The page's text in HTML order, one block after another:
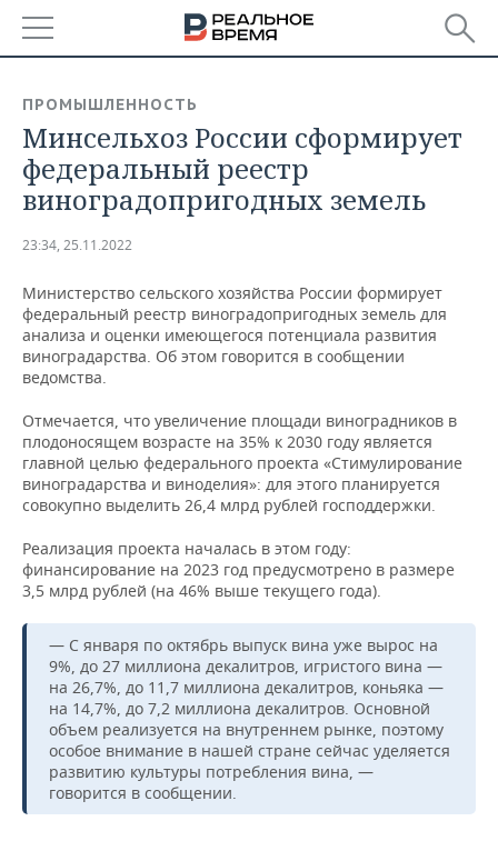
БАШКОРТОСТАН
ТАТАРСТАН
НОВОСТИ
АНАЛИТИКА
ДЕКЛАРАЦИИ О ДОХОДАХ
КОРОЛИ ГОСЗАКАЗА ПФО
ВУЗЫ ТАТАРСТАНА
КОМУ ПРИНАДЛЕЖАТ
ТОРГОВЫЕ ЦЕНТРЫ
ТАТАРСТАНА
НОВОСТИ ЭКОНОМИКИ
ФИНАНСЫ
БАНКИ
БЮДЖЕТ
ИНВЕСТИЦИИ
ПРОМЫШЛЕННОСТЬ
НОВОСТИ
ПРОМЫШЛЕННОСТИ
МАШИНОСТРОЕНИЕ
НЕФТЕХИМИЯ
НЕФТЬ
ЭНЕРГЕТИКА
НЕДВИЖИМОСТЬ
НОВОСТИ НЕДВИЖИМОСТИ
АВТО
НОВОСТИ АВТО
БИЗНЕС
НОВОСТИ БИЗНЕСА
РОЗНИЧНАЯ ТОРГОВЛЯ
ТРАНСПОРТ
УСЛУГИ
ТЕХНОЛОГИИ
НОВОСТИ ТЕХНОЛОГИЙ
IT
МЕДИА
ТЕЛЕКОММУНИКАЦИИ
МЕРОПРИЯТИЯ
НОВОСТИ МЕРОПРИЯТИЙ
ВЫЕЗДНАЯ РЕДАКЦИЯ
БИЗНЕС-БРАНЧИ
ONLINE-КОНФЕРЕНЦИИ
ОТКРЫТАЯ ЛЕКЦИЯ
СПОРТ
НОВОСТИ СПОРТА
ФУТБОЛ
ХОККЕЙ
БАСКЕТБОЛ
ОБЩЕСТВО
НОВОСТИ ОБЩЕСТВА
ВЛАСТЬ
ИНФРАСТРУКТУРА
ФОТОГАЛЕРЕЯ
СЮЖЕТЫ
СПРАВОЧНИК
ПРОМЫШЛЕННОСТЬ
Минсельхоз России сформирует
федеральный реестр
виноградопригодных земель
23:34, 25.11.2022
Министерство сельского хозяйства России формирует
федеральный реестр виноградопригодных земель для
анализа и оценки имеющегося потенциала развития
виноградарства. Об этом говорится в сообщении
ведомства.
Отмечается, что увеличение площади виноградников в
плодоносящем возрасте на 35% к 2030 году является
главной целью федерального проекта «Стимулирование
виноградарства и виноделия»: для этого планируется
совокупно выделить 26,4 млрд рублей господдержки.
Реализация проекта началась в этом году:
финансирование на 2023 год предусмотрено в размере
3,5 млрд рублей (на 46% выше текущего года).
— С января по октябрь выпуск вина уже вырос на
9%, до 27 миллиона декалитров, игристого вина —
на 26,7%, до 11,7 миллиона декалитров, коньяка —
на 14,7%, до 7,2 миллиона декалитров. Основной
объем реализуется на внутреннем рынке, поэтому
особое внимание в нашей стране сейчас уделяется
развитию культуры потребления вина, —
говорится в сообщении.